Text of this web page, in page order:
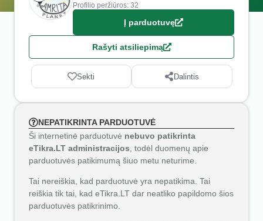
Profilio peržiūros: 32
Į parduotuvę
Rašyti atsiliepimą
Sekti Dalintis
NEPATIKRINTA PARDUOTUVĖ
Ši internetinė parduotuvė nebuvo patikrinta
eTikra.LT administracijos , todėl duomenų apie
parduotuvės patikimumą šiuo metu neturime.
Tai nereiškia, kad parduotuvė yra nepatikima. Tai
reiškia tik tai, kad eTikra.LT dar neatliko papildomo šios
parduotuvės patikrinimo.